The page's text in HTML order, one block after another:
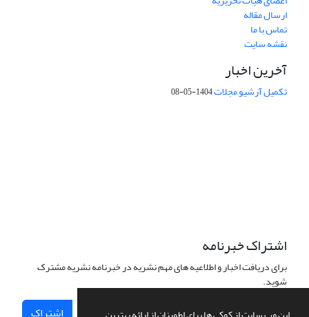
ارسال مقاله
تماس با ما
نقشه سایت
آخرین اخبار
تکمیل آرشیو مجلات1404-05-08
اشتراک خبرنامه
برای دریافت اخبار و اطلاعیه های مهم نشریه در خبرنامه نشریه مشترک
شوید.